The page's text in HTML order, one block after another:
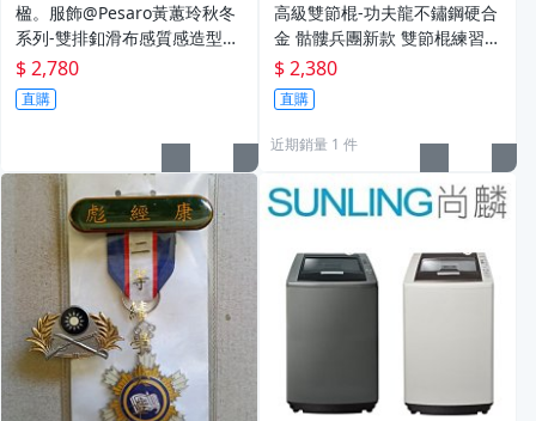
楹。服飾@Pesaro黃蕙玲秋冬
系列-雙排釦滑布感質感造型顯
瘦質感套裝 7 11 13
$ 2,780
直購
高級雙節棍-功夫龍不鏽鋼硬合
金 骷髏兵團新款 雙節棍練習-
實戰-表演-防身[620G] 雙節棍
$ 2,380
直購
近期銷量 1 件